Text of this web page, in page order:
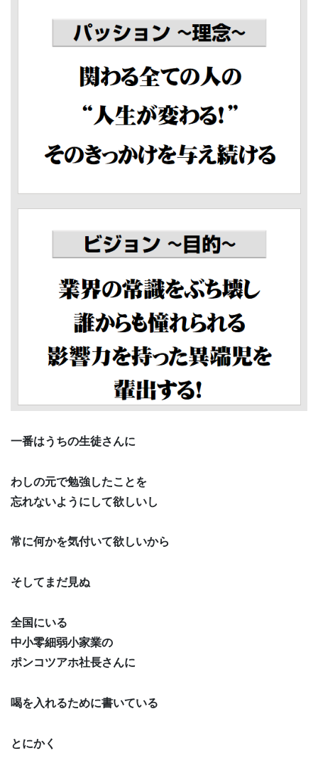
一番はうちの生徒さんに
わしの元で勉強したことを
忘れないようにして欲しいし
常に何かを気付いて欲しいから
そしてまだ見ぬ
全国にいる
中小零細弱小家業の
ポンコツアホ社長さんに
喝を入れるために書いている
とにかく